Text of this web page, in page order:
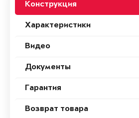
Конструкция
Характеристики
Видео
Документы
Гарантия
Возврат товара